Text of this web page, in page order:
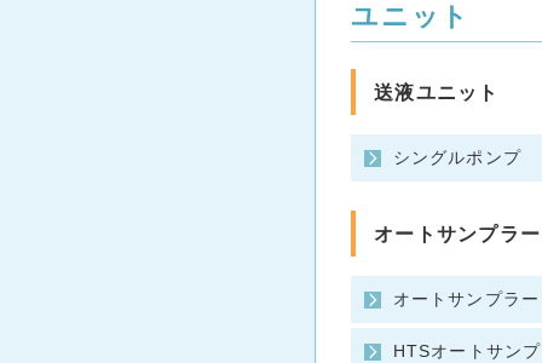
ユニット
送液ユニット
シングルポンプ
オートサンプラー
オートサンプラー
HTSオートサン